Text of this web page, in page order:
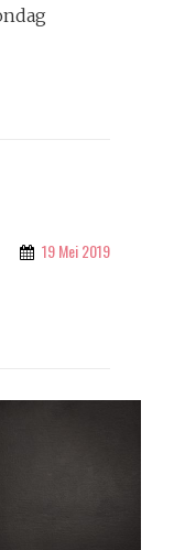
19 Mei 2019